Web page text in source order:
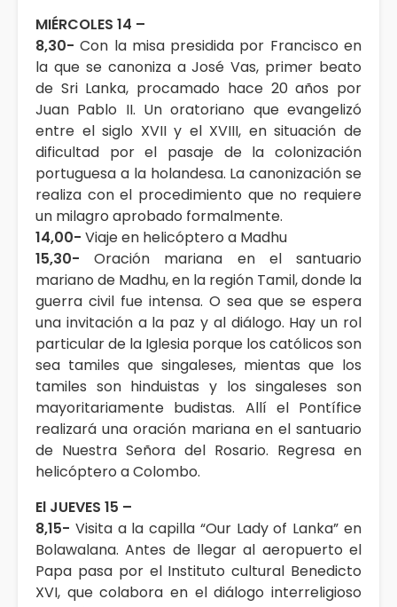
MIÉRCOLES 14 –
8,30- Con la misa presidida por Francisco en
la que se canoniza a José Vas, primer beato
de Sri Lanka, procamado hace 20 años por
Juan Pablo II. Un oratoriano que evangelizó
entre el siglo XVII y el XVIII, en situación de
dificultad por el pasaje de la colonización
portuguesa a la holandesa. La canonización se
realiza con el procedimiento que no requiere
un milagro aprobado formalmente.
14,00- Viaje en helicóptero a Madhu
15,30- Oración mariana en el santuario
mariano de Madhu, en la región Tamil, donde la
guerra civil fue intensa. O sea que se espera
una invitación a la paz y al diálogo. Hay un rol
particular de la Iglesia porque los católicos son
sea tamiles que singaleses, mientas que los
tamiles son hinduistas y los singaleses son
mayoritariamente budistas. Allí el Pontífice
realizará una oración mariana en el santuario
de Nuestra Señora del Rosario. Regresa en
helicóptero a Colombo.
El JUEVES 15 –
8,15- Visita a la capilla “Our Lady of Lanka” en
Bolawalana. Antes de llegar al aeropuerto el
Papa pasa por el Instituto cultural Benedicto
XVI, que colabora en el diálogo interreligioso